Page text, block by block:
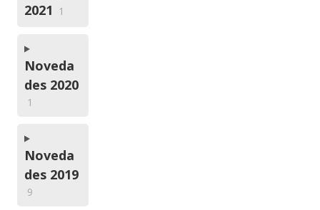
2021 1
Noveda
des 2020
1
Noveda
des 2019
9